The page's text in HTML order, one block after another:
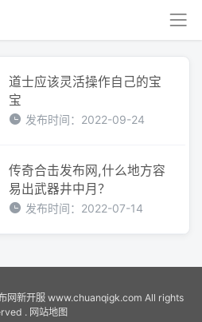
道士应该灵活操作自己的宝
宝
发布时间：2022-09-24
传奇合击发布网,什么地方容
易出武器井中月？
发布时间：2022-07-14
网新开服 www.chuanqigk.com All rights
. 网站地图